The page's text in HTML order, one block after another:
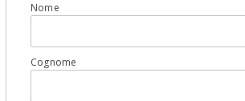
Nome
Cognome